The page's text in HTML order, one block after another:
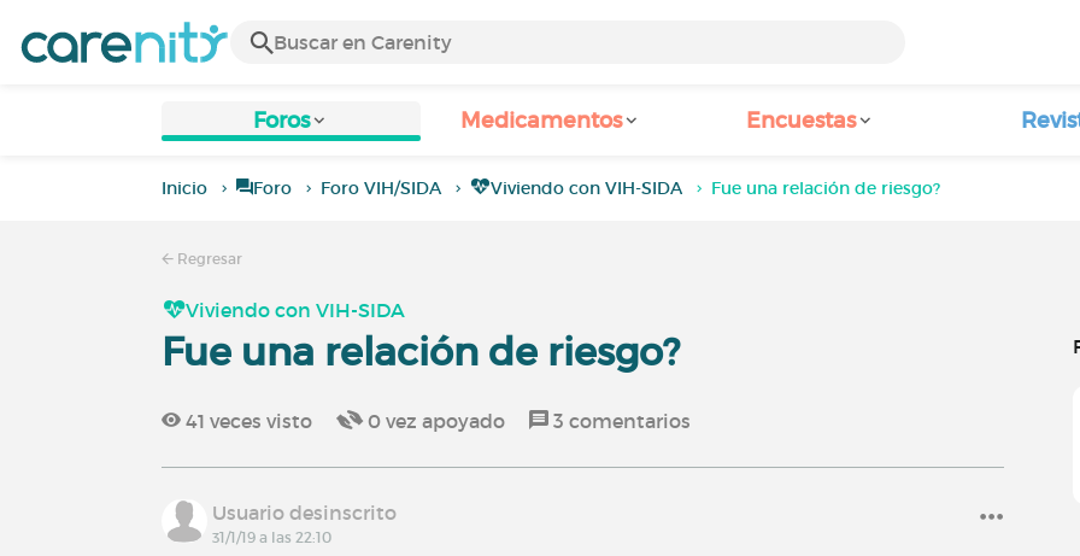
Foros Medicamentos Encuestas
Inicio Foro Foro VIH/SIDA Viviendo con VIH-SIDA Fue una relación de riesgo?
Regresar
Viviendo con VIH-SIDA
Fue una relación de riesgo?
41 veces visto 0 vez apoyado 3 comentarios
Usuario desinscrito
31/1/19 a las 22:10